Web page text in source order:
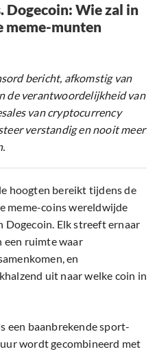
Dogecoin: Wie zal in
meme-munten
bericht, afkomstig van
de verantwoordelijkheid van
van cryptocurrency
verstandig en nooit meer
hoogten bereikt tijdens de
meme-coins wereldwijde
Dogecoin. Elk streeft ernaar
een ruimte waar
en
uit naar welke coin in
een baanbrekende sport-
wordt gecombineerd met